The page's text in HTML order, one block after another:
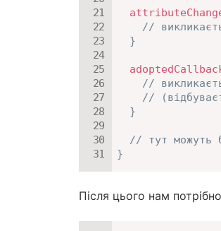
//
}
//
//
}
// тут можуть
}
Після цього нам